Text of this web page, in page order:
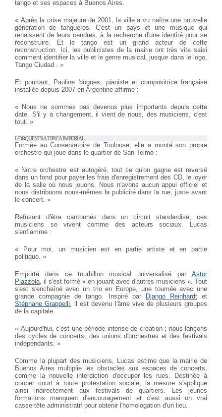
tango et ses espaces à Buenos Aires.
« Après la crise majeure de 2001, la ville a vu naître une nouvelle
génération de tangueros. C'est un pays et une musique qui
renaissent de leurs cendres, à la recherche d'une identité pour se
reconstruire. Et le tango est un grand acteur de cette
reconstruction. Ici, les publicistes de la mairie ont très vite saisi
comment identifier la ville et le genre musical, jusque dans le logo,
Tango Ciudad . »
Et pourtant, Pauline Nogues, pianiste et compositrice française
installée depuis 2007 en Argentine affirme :
« Nous ne sommes pas devenus plus importants depuis cette
date. S'il y a changement, il vient de nous, des musiciens, c'est
tout. »
L'ORQUESTRA TIPICA IMPERIAL
Formée au Conservatoire de Toulouse, elle a monté son propre
orchestre qui joue dans le quartier de San Telmo :
« Notre orchestre est autogéré, tout ce qu'on gagne est reversé
dans un fond pour payer les frais d'enregistrement des CD, le loyer
de la salle où nous jouons. Nous n'avons aucun appui officiel et
nous distribuons nous-mêmes la publicité dans la rue, juste avant
le concert. »
Refusant d'être cantonnés dans un circuit standardisé, ces
musiciens se vivent comme des acteurs sociaux. Lucas
s'enflamme :
« Pour moi, un musicien est en partie artiste et en partie
politique. »
Emporté dans ce tourbillon musical universalisé par Astor
Piazzola , il s'est formé « en jouant avec d'autres musiciens ». Tout
s'est s'enchaîné avec un trio en Europe, une tournée avec une
grande compagnie de tango. Inspiré par
Django Reinhardtet
Stéphane Grappelli , il est devenu l'âme vive de plusieurs groupes
de la capitale.
« Aujourd'hui, c'est une période intense de création ; nous lançons
des cycles de concerts, des unions d'orchestres et des festivals
indépendants. »
Comme la plupart des musiciens, Lucas estime que la mairie de
Buenos Aires multiplie les obstacles aux espaces de concerts,
comme la nouvelle interdiction d'occuper les rues. Destinée à
couper court à toute protestation sociale, la mesure s'applique
ainsi indirectement aux festivals de quartiers. Les jeunes
formations manquent d'encouragement et c'est aussi un vrai
casse-tête administratif pour obtenir l'homologation d'un lieu.